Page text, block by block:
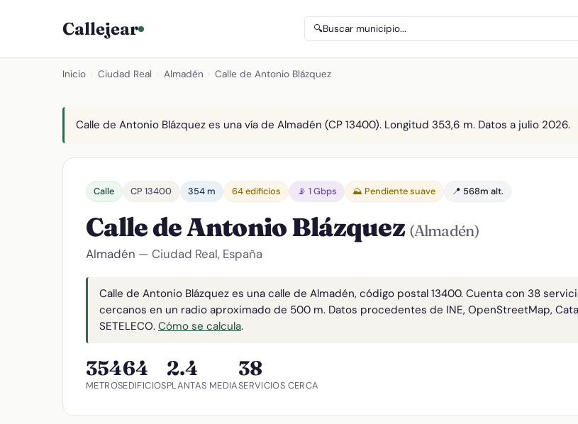
Callejear 🔍Buscar municipio...
Inicio Ciudad Real Almadén Calle de Antonio Blázquez
Calle de Antonio Blázquez es una vía de Almadén (CP 13400). Longitud 353,6 m. Datos a julio 2026.
Calle CP 13400 354 m 64 edificios 📡 1 Gbps ⛰️ Pendiente suave 📍 568m alt.
Calle de Antonio Blázquez (Almadén)
Almadén — Ciudad Real, España
Calle de Antonio Blázquez es una calle de Almadén, código postal 13400. Cuenta con 38
cercanos en un radio aproximado de 500 m. Datos procedentes de INE, OpenStreetMap,
SETELECO. Cómo se calcula.
354
METROS
64
EDIFICIOS
2.4
PLANTAS MEDIA
38
SERVICIOS CERCA